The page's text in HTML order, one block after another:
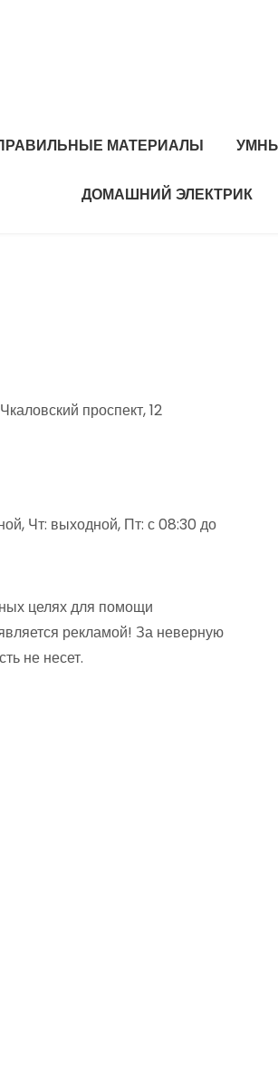
МАТЕРИАЛЫ
ДОМАШНИЙ ЭЛЕКТРИК
проспект, 12
Чт: выходной, Пт: с 08:30 до
целях для помощи
рекламой! За неверную
не несет.